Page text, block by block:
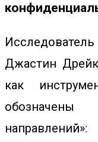
Джастин
как
обозначены